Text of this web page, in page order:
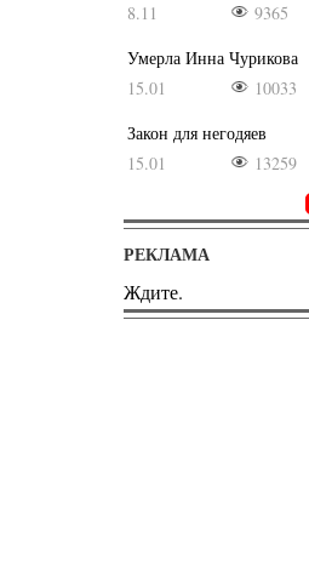
8.11
9365
Умерла Инна Чурикова
15.01
10033
Закон для негодяев
15.01
13259
РЕКЛАМА
Ждите.